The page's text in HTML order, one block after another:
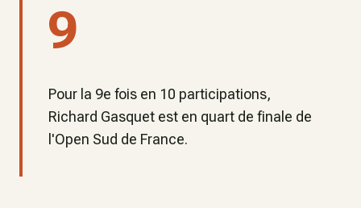
9
Pour la 9e fois en 10 participations,
Richard Gasquet est en quart de finale de
l'Open Sud de France.